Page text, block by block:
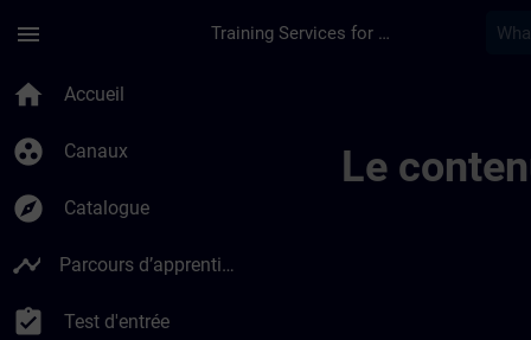
menu Training Services for Digital Industries
home Accueil
group_work Canaux
explore Catalogue
timeline Parcours d’apprentissage
assignment_turned_in Test d'entrée
Le